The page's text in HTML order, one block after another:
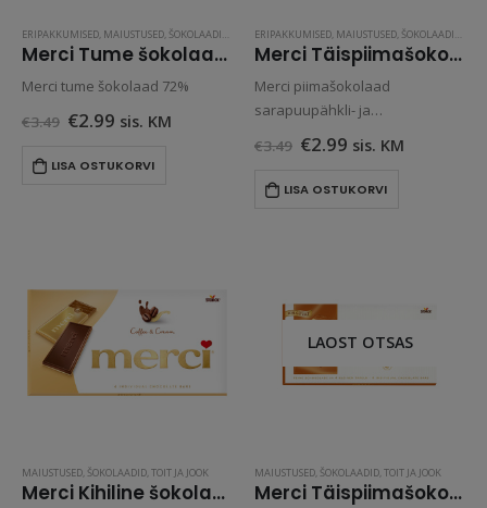
ERIPAKKUMISED, MAIUSTUSED, ŠOKOLAADID TOIT JA JOOK
Merci Tume šokolaad 72% 100g
Merci tume šokolaad 72%
€3.49 Algne
€3.49.
€2.99Praegune
€2.99.
sis. KM
LISA OSTUKORVI
ERIPAKKUMISED, MAIUSTUSED, ŠOKOLAADID
Merci Täispiimašokolaad sarapuupähkli- ja mandlitükkidega 100g
Merci piimašokolaad
sarapuupähkli- ja
mandlitükkidega
€3.49 Algne
€3.49.
€2.99Praegune
€2.99.
sis. KM
LISA OSTUKORVI
MAIUSTUSED, ŠOKOLAADID,TOIT JA JOOK
Merci Kihiline šokolaad koorekohvi-maitselise ja valge šokolaadiga 100g
LAOST OTSAS
MAIUSTUSED, ŠOKOLAADID,TOIT JA JOOK
Merci Täispiimašokolaad pähklikreemitäidisega 112g